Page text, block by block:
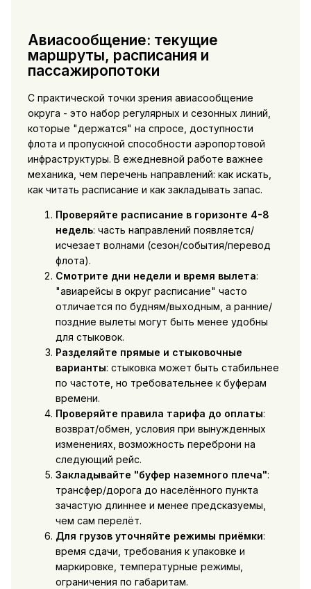
Авиасообщение: текущие
маршруты, расписания и
пассажиропотоки
С практической точки зрения авиасообщение
округа - это набор регулярных и сезонных линий,
которые "держатся" на спросе, доступности
флота и пропускной способности аэропортовой
инфраструктуры. В ежедневной работе важнее
механика, чем перечень направлений: как искать,
как читать расписание и как закладывать запас.
Проверяйте расписание в горизонте 4-8
недель: часть направлений появляется/
исчезает волнами (сезон/события/перевод
флота).
Смотрите дни недели и время вылета:
"авиарейсы в округ расписание" часто
отличается по будням/выходным, а ранние/
поздние вылеты могут быть менее удобны
для стыковок.
Разделяйте прямые и стыковочные
варианты: стыковка может быть стабильнее
по частоте, но требовательнее к буферам
времени.
Проверяйте правила тарифа до оплаты:
возврат/обмен, условия при вынужденных
изменениях, возможность переброни на
следующий рейс.
Закладывайте "буфер наземного плеча":
трансфер/дорога до населённого пункта
зачастую длиннее и менее предсказуемы,
чем сам перелёт.
Для грузов уточняйте режимы приёмки:
время сдачи, требования к упаковке и
маркировке, температурные режимы,
ограничения по габаритам.